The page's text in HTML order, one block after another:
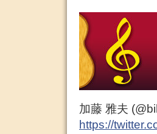
加藤 雅夫
https://